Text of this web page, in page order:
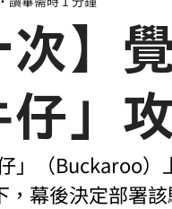
次】
仔」
」（Buckaroo）
幕後決定部署